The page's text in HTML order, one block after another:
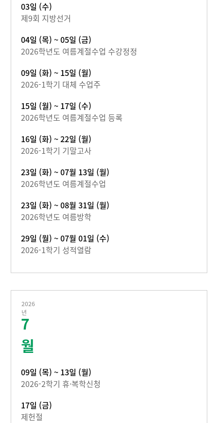
03일 (수)
제9회 지방선거
04일 (목) ~ 05일 (금)
2026학년도 여름계절수업 수강정정
09일 (화) ~ 15일 (월)
2026-1학기 대체 수업주
15일 (월) ~ 17일 (수)
2026학년도 여름계절수업 등록
16일 (화) ~ 22일 (월)
2026-1학기 기말고사
23일 (화) ~ 07월 13일 (월)
2026학년도 여름계절수업
23일 (화) ~ 08월 31일 (월)
2026학년도 여름방학
29일 (월) ~ 07월 01일 (수)
2026-1학기 성적열람
2026
년
7
월
09일 (목) ~ 13일 (월)
2026-2학기 휴·복학신청
17일 (금)
제헌절